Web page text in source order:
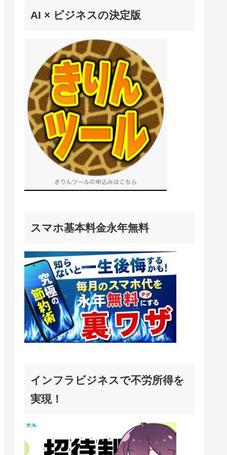
AI × ビジネスの決定版
スマホ基本料金永年無料
インフラビジネスで不労所得を
実現！